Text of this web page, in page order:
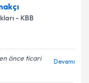
takvimi talebi
almanız için bir
bilgilendireceğiz.
- KBB
önce ticari
Devamı